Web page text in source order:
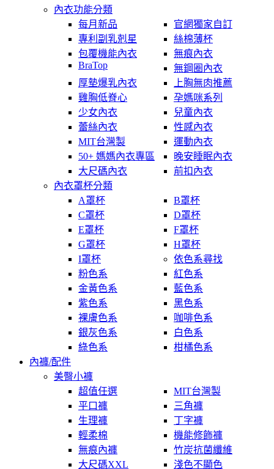
內衣功能分類
每月新品
官網獨家自訂
專利副乳剋星
絲棉薄杯
包覆機能內衣
無痕內衣
BraTop
無鋼圈內衣
厚墊爆乳內衣
上胸無肉推薦
雞胸低脊心
孕媽咪系列
少女內衣
兒童內衣
蕾絲內衣
性感內衣
MIT台灣製
運動內衣
50+ 媽媽內衣專區
晚安睡眠內衣
大尺碼內衣
前扣內衣
內衣罩杯分類
A罩杯
B罩杯
C罩杯
D罩杯
E罩杯
F罩杯
G罩杯
H罩杯
I罩杯
依色系尋找
粉色系
紅色系
金黃色系
藍色系
紫色系
黑色系
裸膚色系
咖啡色系
銀灰色系
白色系
綠色系
柑橘色系
內褲/配件
美臀小褲
超值任選
MIT台灣製
平口褲
三角褲
生理褲
丁字褲
輕柔棉
機能修飾褲
無痕內褲
竹炭抗菌纖維
大尺碼XXL
淺色不顯色